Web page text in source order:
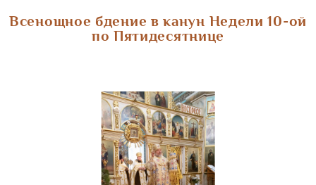
Всенощное бдение в канун Недели 10-ой
по Пятидесятнице